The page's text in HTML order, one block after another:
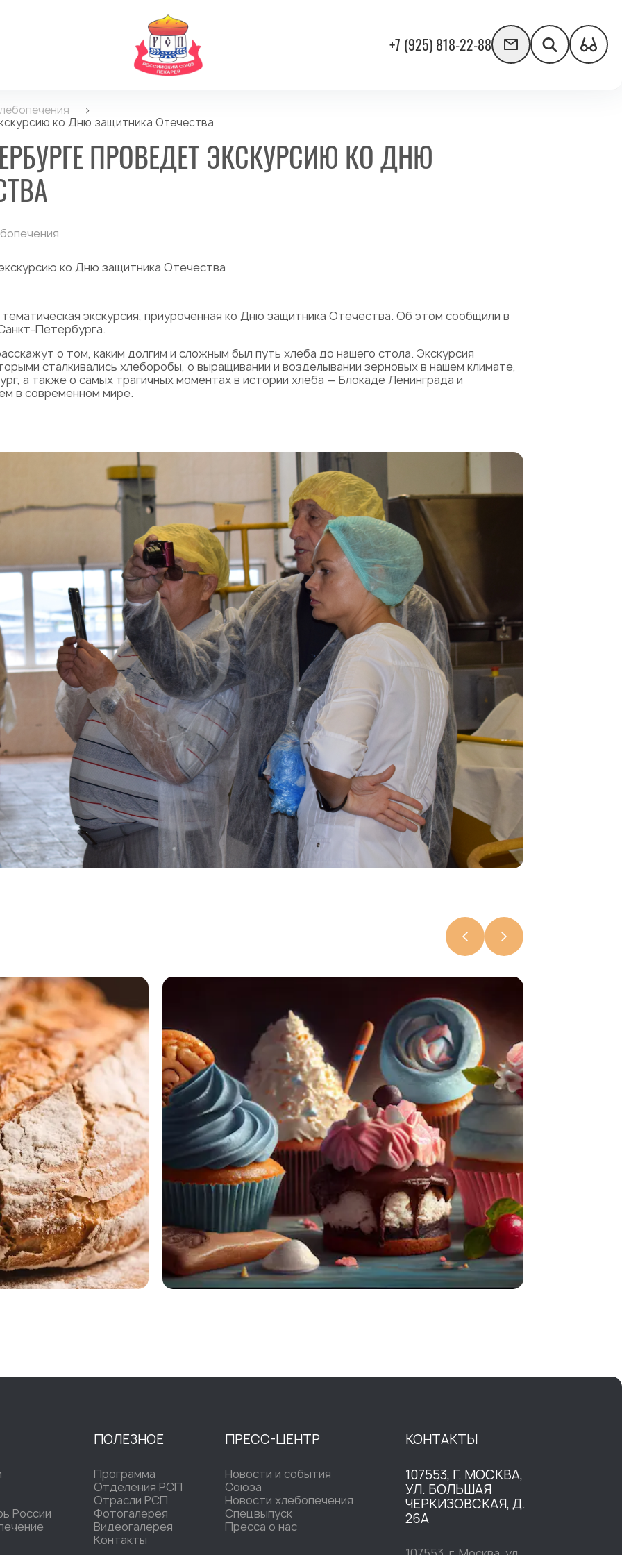
+7 (925) 818-22-88
>
ко Дню защитника Отечества
ПРОВЕДЕТ ЭКСКУРСИЮ КО ДНЮ
ко Дню защитника Отечества
экскурсия, приуроченная ко Дню защитника Отечества. Об этом сообщили в
Петербурга.
о том, каким долгим и сложным был путь хлеба до нашего стола. Экскурсия
сталкивались хлеборобы, о выращивании и возделывании зерновых в нашем климате,
а также о самых трагичных моментах в истории хлеба — Блокаде Ленинграда и
в современном мире.
«Берривуд
Фэмили»
России
ПОЛЕЗНОЕ
Программа
Отделения РСП
Отрасли РСП
Фотогалерея
Видеогалерея
Контакты
ПРЕСС-ЦЕНТР
Новости и события
Союза
Новости хлебопечения
Спецвыпуск
Пресса о нас
КОНТАКТЫ
107553, Г. МОСКВА,
УЛ. БОЛЬШАЯ
ЧЕРКИЗОВСКАЯ, Д.
26А